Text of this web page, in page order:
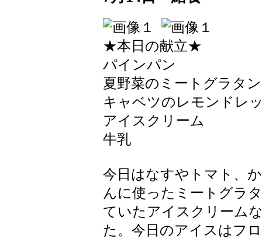
★本日の献立★
パインパン
夏野菜のミートグラタン
キャベツのレモンドレ
アイスクリーム
牛乳
今日はなすやトマト、
んに使ったミートグラ
ていたアイスクリーム
た。今日のアイスはフ